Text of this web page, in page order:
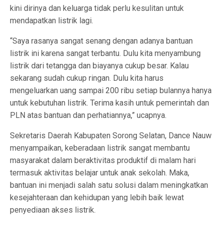
kini dirinya dan keluarga tidak perlu kesulitan untuk
mendapatkan listrik lagi.
“Saya rasanya sangat senang dengan adanya bantuan
listrik ini karena sangat terbantu. Dulu kita menyambung
listrik dari tetangga dan biayanya cukup besar. Kalau
sekarang sudah cukup ringan. Dulu kita harus
mengeluarkan uang sampai 200 ribu setiap bulannya hanya
untuk kebutuhan listrik. Terima kasih untuk pemerintah dan
PLN atas bantuan dan perhatiannya,” ucapnya.
Sekretaris Daerah Kabupaten Sorong Selatan, Dance Nauw
menyampaikan, keberadaan listrik sangat membantu
masyarakat dalam beraktivitas produktif di malam hari
termasuk aktivitas belajar untuk anak sekolah. Maka,
bantuan ini menjadi salah satu solusi dalam meningkatkan
kesejahteraan dan kehidupan yang lebih baik lewat
penyediaan akses listrik.